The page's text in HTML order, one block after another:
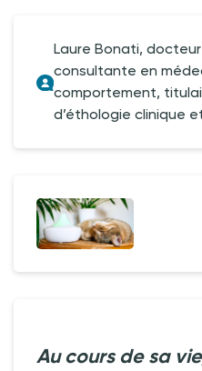
Laure Bonati,
consultante en
comportement,
d’éthologie clinique
Au cours de sa